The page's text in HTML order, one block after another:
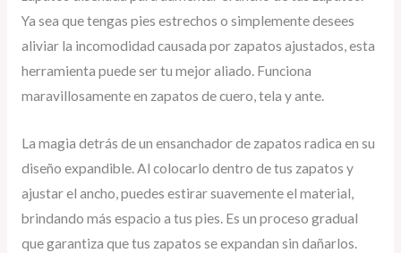
Ya sea que tengas pies estrechos o simplemente desees
aliviar la incomodidad causada por zapatos ajustados, esta
herramienta puede ser tu mejor aliado. Funciona
maravillosamente en zapatos de cuero, tela y ante.
La magia detrás de un ensanchador de zapatos radica en su
diseño expandible. Al colocarlo dentro de tus zapatos y
ajustar el ancho, puedes estirar suavemente el material,
brindando más espacio a tus pies. Es un proceso gradual
que garantiza que tus zapatos se expandan sin dañarlos.